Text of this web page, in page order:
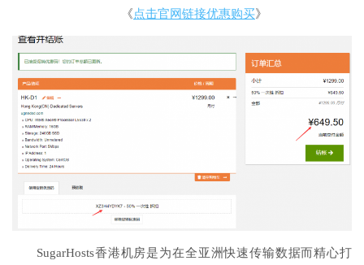
《点击官网链接优惠购买》
SugarHosts香港机房是为在全亚洲快速传输数据而精心打